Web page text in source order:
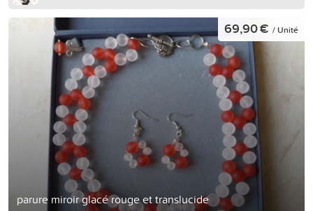
parure miroir glacé rouge et translucide
69,90 € / Unité